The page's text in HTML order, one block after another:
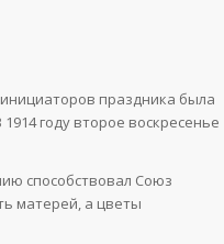
праздника была
году второе воскресенье
способствовал Союз
матерей, а цветы